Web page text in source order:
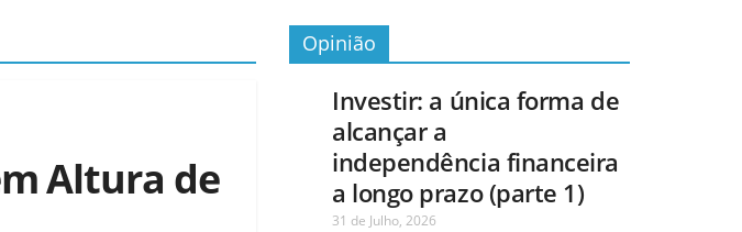
Altura de
Opinião
Investir: a única forma de
alcançar a
independência financeira
a longo prazo (parte 1)
31 de Julho, 2026